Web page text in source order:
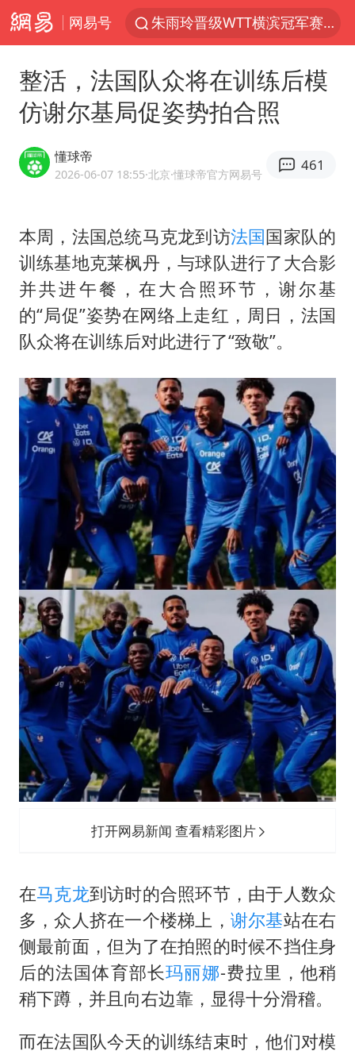
网易号
朱雨玲晋级WTT横滨冠军赛女单八强
美国将对多晶硅衍生品加征15%关税
女子开一天一夜空调后二氧化碳中毒
泰高官回应中国人在泰遭歧视：全面调查
公司“上四休三”但要降薪1000元
河南某医院2.33亿工程串标案细节披露
“空调24小时开着更省电”不实
立秋的仪式感
OpenAI为免费用户升级GPT-5.6 Luna
“中国蔬菜之乡”最高温达41.8℃
如何把百年大党建设得更加坚强有力？
整活，法国队众将在训练后模
仿谢尔基局促姿势拍合照
懂球帝
2026-06-07 18:55·北京·懂球帝官方网易号
461
本周，法国总统马克龙到访法国国家队的
训练基地克莱枫丹，与球队进行了大合影
并共进午餐，在大合照环节， 谢尔基
的“局促”姿势在网络上走红，周日，法国
队众将在训练后对此进行了“致敬”。
打开网易新闻 查看精彩图片
在马克龙到访时的合照环节，由于人数众
多，众人挤在一个楼梯上， 谢尔基站在右
侧最前面，但为了在拍照的时候不挡住身
后的法国体育部长玛丽娜-费拉里，他稍
稍下蹲，并且向右边靠，显得十分滑稽。
而在法国队今天的训练结束时，他们对模